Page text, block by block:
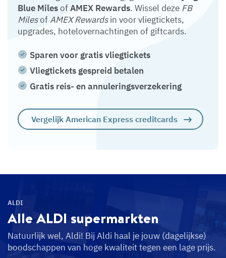
Blue MilesofAMEX Rewards. Wissel deze FB
MilesofAMEX Rewardsin voor vliegtickets,
upgrades, hotelovernachtingen of giftcards.
Sparen voor gratis vliegtickets
Vliegtickets gespreid betalen
Gratis reis- en annuleringsverzekering
Vergelijk American Express creditcards
ALDI
Alle ALDI supermarkten
Natuurlijk wel, Aldi! Bij Aldi haal je jouw (dagelijkse)
boodschappen van hoge kwaliteit tegen een lage prijs.